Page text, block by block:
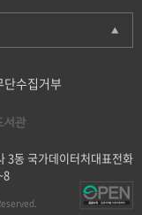
단수집거부
3동 국가데이터처대표전화